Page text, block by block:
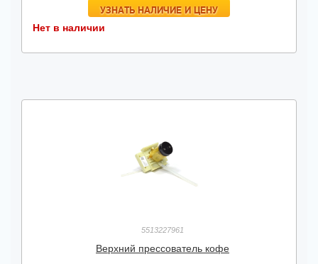
УЗНАТЬ НАЛИЧИЕ И ЦЕНУ
Нет в наличии
5513227961
Верхний прессователь кофе